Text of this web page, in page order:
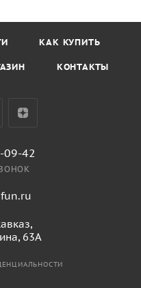
КАК КУПИТЬ
КОНТАКТЫ
09-42
63А